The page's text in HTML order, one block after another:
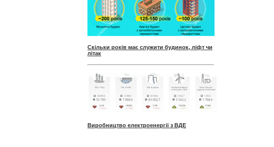
Скільки років має служити будинок, ліфт чи
літак
Виробництво електроенергії з ВДЕ